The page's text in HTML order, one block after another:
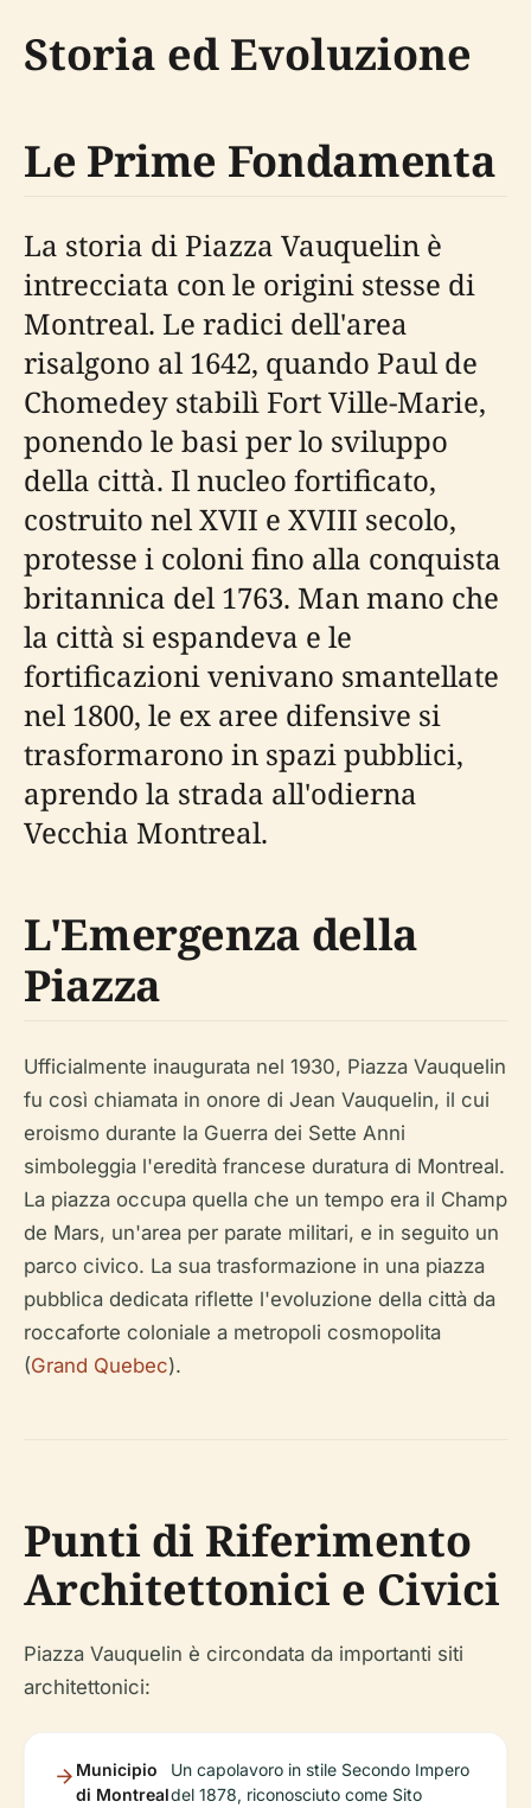
Storia ed Evoluzione
Le Prime Fondamenta
La storia di Piazza Vauquelin è
intrecciata con le origini stesse di
Montreal. Le radici dell'area
risalgono al 1642, quando Paul de
Chomedey stabilì Fort Ville-Marie,
ponendo le basi per lo sviluppo
della città. Il nucleo fortificato,
costruito nel XVII e XVIII secolo,
protesse i coloni fino alla conquista
britannica del 1763. Man mano che
la città si espandeva e le
fortificazioni venivano smantellate
nel 1800, le ex aree difensive si
trasformarono in spazi pubblici,
aprendo la strada all'odierna
Vecchia Montreal.
L'Emergenza della
Piazza
Ufficialmente inaugurata nel 1930, Piazza Vauquelin
fu così chiamata in onore di Jean Vauquelin, il cui
eroismo durante la Guerra dei Sette Anni
simboleggia l'eredità francese duratura di Montreal.
La piazza occupa quella che un tempo era il Champ
de Mars, un'area per parate militari, e in seguito un
parco civico. La sua trasformazione in una piazza
pubblica dedicata riflette l'evoluzione della città da
roccaforte coloniale a metropoli cosmopolita
(Grand Quebec).
Punti di Riferimento
Architettonici e Civici
Piazza Vauquelin è circondata da importanti siti
architettonici:
Municipio
di Montreal
Un capolavoro in stile Secondo Impero
del 1878, riconosciuto come Sito